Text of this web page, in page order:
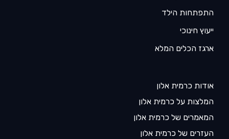
התפתחות הילד
ייעוץ חינוכי
ארגז הכלים המלא
אודות כרמית אלון
המלצות על כרמית אלון
המאמרים של כרמית אלון
העזרים של כרמית אלון